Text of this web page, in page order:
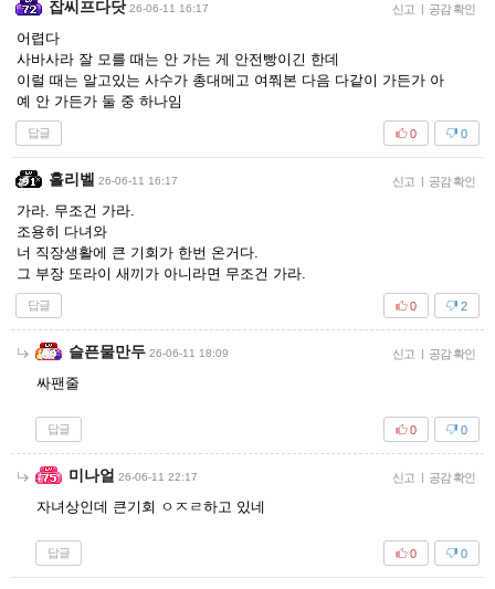
잡씨프다닷 26-06-11 16:17 신고 | 공감 확인
어렵다
사바사라 잘 모를 때는 안 가는 게 안전빵이긴 한데
이럴 때는 알고있는 사수가 총대메고 여쭤본 다음 다같이 가든가 아
예 안 가든가 둘 중 하나임
답글 0
0
홀리벨 26-06-11 16:17 신고 | 공감 확인
가라. 무조건 가라.
조용히 다녀와
너 직장생활에 큰 기회가 한번 온거다.
그 부장 또라이 새끼가 아니라면 무조건 가라.
답글 2
0
슬픈물만두 26-06-11 18:09 신고 | 공감 확인
싸팬줄
답글 0
0
미나얼 26-06-11 22:17 신고 | 공감 확인
자녀상인데 큰기회 ㅇㅈㄹ하고 있네
답글 0
0